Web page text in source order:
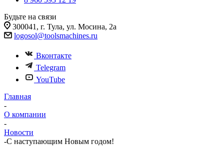
Будьте на связи
300041, г. Тула, ул. Мосина, 2а
logosol@toolsmachines.ru
Вконтакте
Telegram
YouTube
Главная
-
О компании
-
Новости
-С наступающим Новым годом!